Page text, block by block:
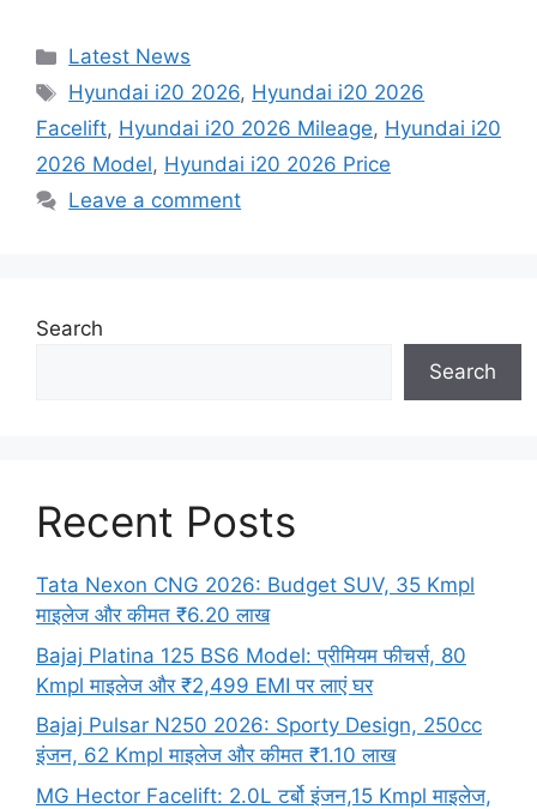
Categories
Latest News
Tags
Hyundai i20 2026, Hyundai i20 2026
Facelift, Hyundai i20 2026 Mileage, Hyundai i20
2026 Model, Hyundai i20 2026 Price
Leave a comment
Search
Search
Recent Posts
Tata Nexon CNG 2026: Budget SUV, 35 Kmpl
माइलेज और कीमत ₹6.20 लाख
Bajaj Platina 125 BS6 Model: प्रीमियम फीचर्स, 80
Kmpl माइलेज और ₹2,499 EMI पर लाएं घर
Bajaj Pulsar N250 2026: Sporty Design, 250cc
इंजन, 62 Kmpl माइलेज और कीमत ₹1.10 लाख
MG Hector Facelift: 2.0L टर्बो इंजन,15 Kmpl माइलेज,